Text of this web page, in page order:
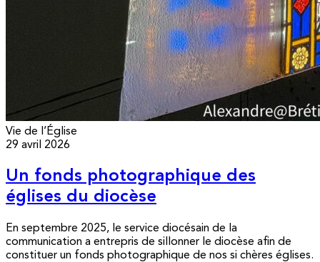
Vie de l’Église
29 avril 2026
Un fonds photographique des
églises du diocèse
En septembre 2025, le service diocésain de la
communication a entrepris de sillonner le diocèse afin de
constituer un fonds photographique de nos si chères églises.